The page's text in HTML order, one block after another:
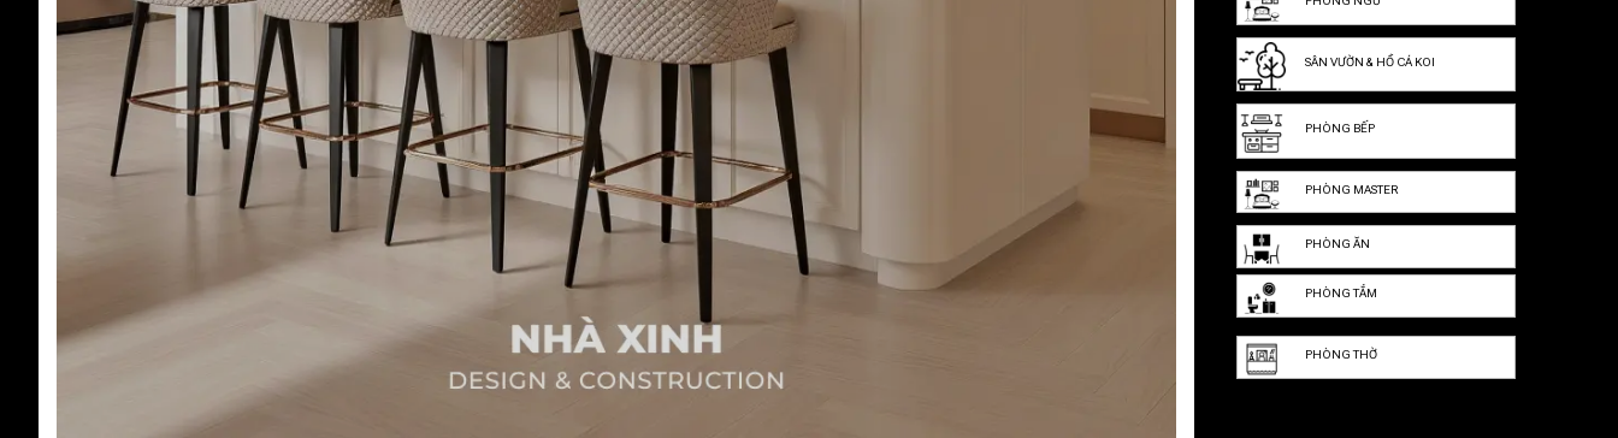
SÂN VƯỜN & HỒ CÁ KOI
PHÒNG BẾP
PHÒNG MASTER
PHÒNG ĂN
PHÒNG TẮM
PHÒNG THỜ